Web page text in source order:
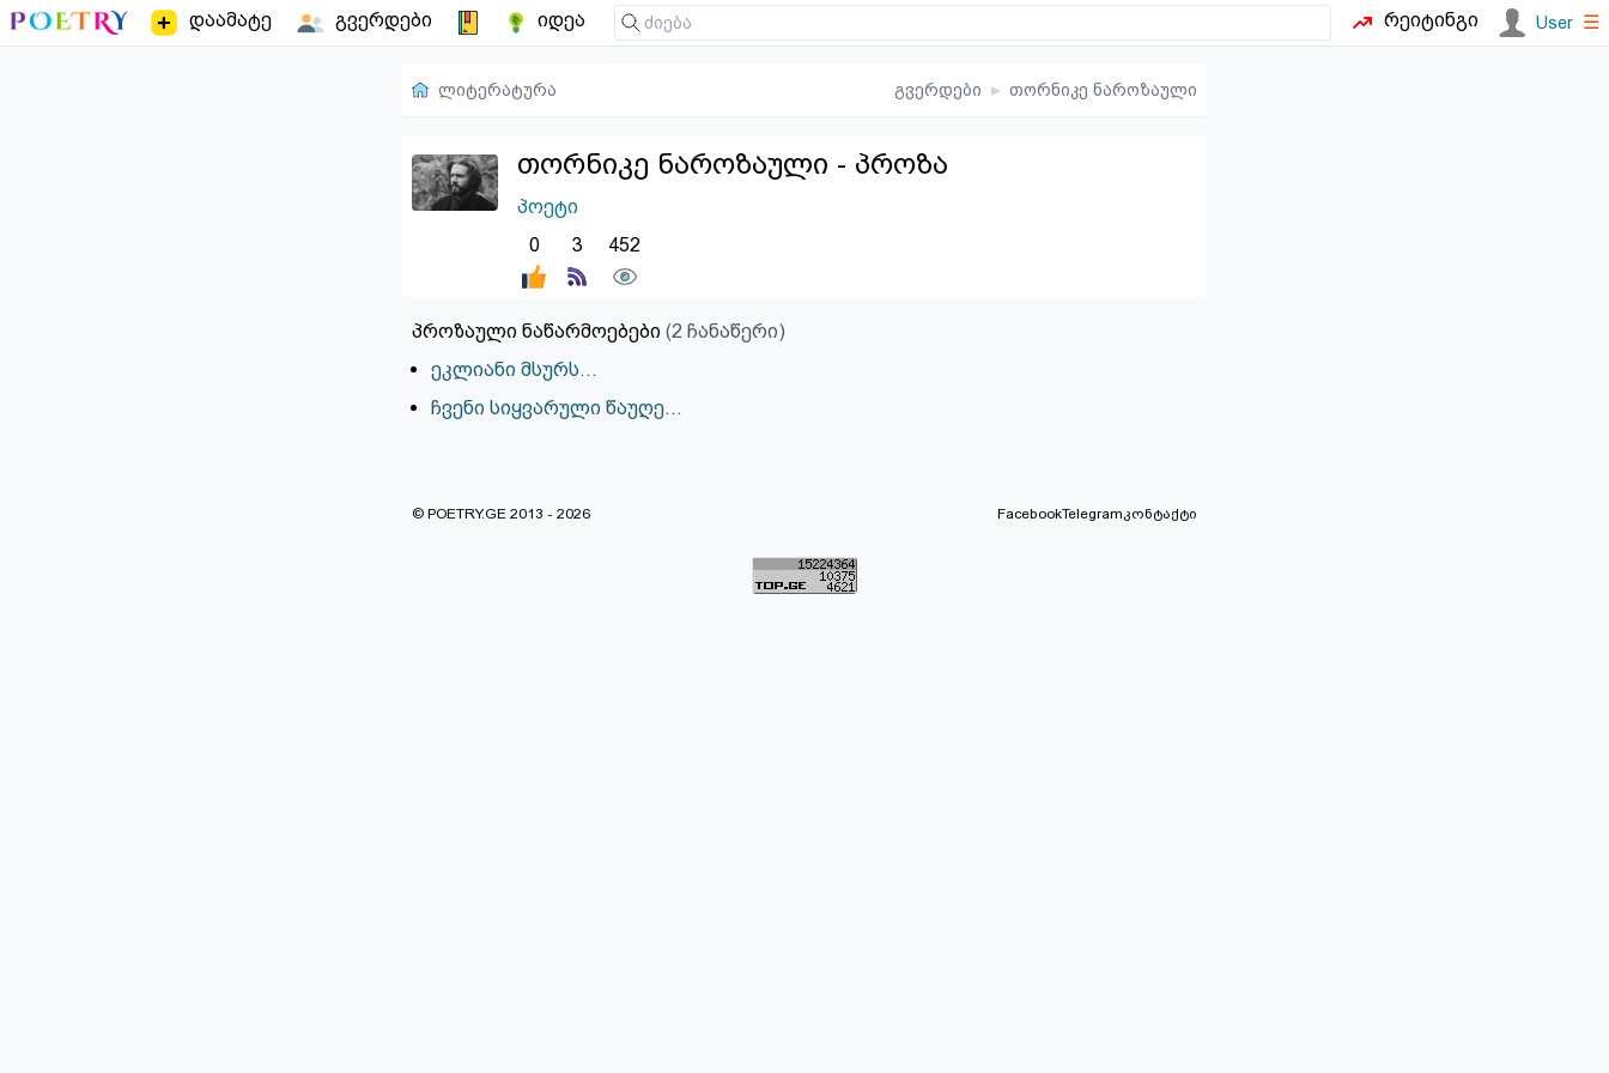
დაამატე გვერდები იდეა რეიტინგი User ☰
ლიტერატურა გვერდები ▸ თორნიკე ნაროზაული
თორნიკე ნაროზაული - პროზა
პოეტი
0
3 452
პროზაული ნაწარმოებები (2 ჩანაწერი)
ეკლიანი მსურს…
ჩვენი სიყვარული წაუღე…
© POETRY.GE 2013 - 2026 FacebookTelegramკონტაქტი